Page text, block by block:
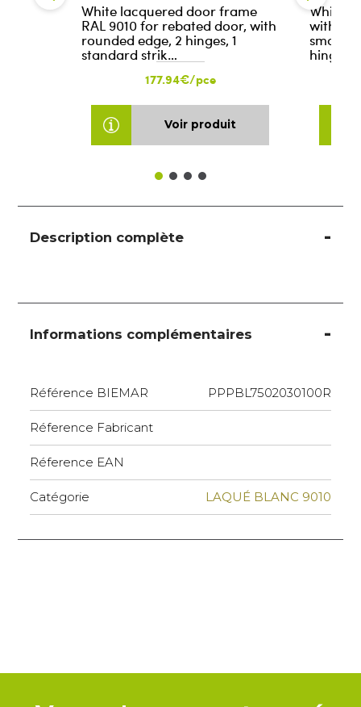
White lacquered door frame
RAL 9010 for rebated door, with
rounded edge, 2 hinges, 1
standard strik…
177.94€/pce
Voir produit
White
with
smooth
hinges,
Description complète
Informations complémentaires
Référence BIEMAR PPPBL7502030100R
Réference Fabricant
Réference EAN
Catégorie LAQUÉ BLANC 9010